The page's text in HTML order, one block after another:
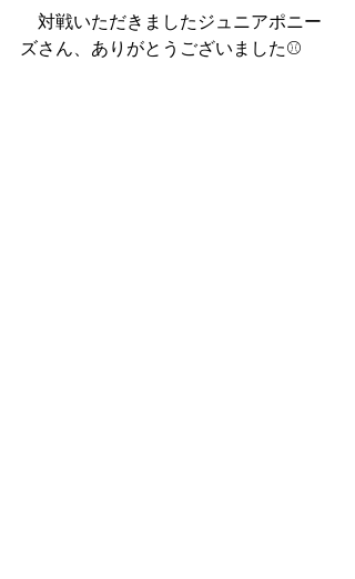
対戦いただきましたジュニアポニー
ズさん、ありがとうございました⚾️